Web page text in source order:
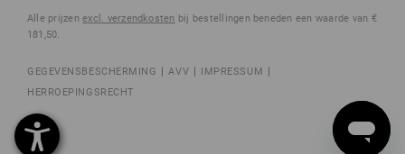
Alle prijzenexcl. verzendkosten bij bestellingen beneden een waarde van €
181,50.
GEGEVENSBESCHERMING AVV
IMPRESSUM
HERROEPINGSRECHT